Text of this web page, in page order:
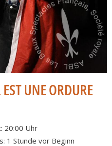
UNE ORDURE
20:00 Uhr
1 Stunde vor Beginn